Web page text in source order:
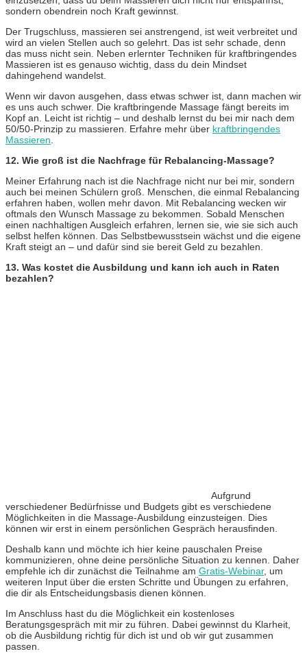
sondern obendrein noch Kraft gewinnst.
Der Trugschluss, massieren sei anstrengend, ist weit verbreitet und
wird an vielen Stellen auch so gelehrt. Das ist sehr schade, denn
das muss nicht sein. Neben erlernter Techniken für kraftbringendes
Massieren ist es genauso wichtig, dass du dein Mindset
dahingehend wandelst.
Wenn wir davon ausgehen, dass etwas schwer ist, dann machen wir
es uns auch schwer. Die kraftbringende Massage fängt bereits im
Kopf an. Leicht ist richtig – und deshalb lernst du bei mir nach dem
50/50-Prinzip zu massieren. Erfahre mehr über kraftbringendes
Massieren
12. Wie groß ist die Nachfrage für Rebalancing-Massage?
Meiner Erfahrung nach ist die Nachfrage nicht nur bei mir, sondern
auch bei meinen Schülern groß.
Menschen, die einmal Rebalancing
erfahren haben, wollen mehr davon. Mit Rebalancing wecken wir
oftmals den Wunsch Massage zu bekommen. Sobald Menschen
einen nachhaltigen Ausgleich erfahren, lernen sie, wie sie sich auch
selbst helfen können. Das Selbstbewusstsein wächst und die eigene
Kraft steigt an – und dafür sind sie bereit Geld zu bezahlen.
13. Was kostet die Ausbildung und kann ich auch in Raten
bezahlen?
Aufgrund
verschiedener Bedürfnisse und Budgets gibt es verschiedene
Möglichkeiten in die Massage-Ausbildung einzusteigen. Dies
können wir erst in einem persönlichen Gespräch herausfinden.
Deshalb kann und möchte ich hier keine pauschalen Preise
kommunizieren, ohne deine persönliche Situation zu kennen. Daher
empfehle ich dir zunächst die Teilnahme am Gratis-Webinar, um
weiteren Input über die ersten Schritte und Übungen zu erfahren,
die dir als Entscheidungsbasis dienen können.
Im Anschluss hast du die Möglichkeit ein kostenloses
Beratungsgespräch mit mir zu führen. Dabei gewinnst du Klarheit
ob die Ausbildung richtig für dich ist und ob wir gut zusammen
passen.